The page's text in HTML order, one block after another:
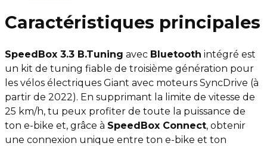
Caractéristiques principales
SpeedBox 3.3 B.Tuning avec Bluetooth intégré est
un kit de tuning fiable de troisième génération pour
les vélos électriques Giant avec moteurs SyncDrive (à
partir de 2022). En supprimant la limite de vitesse de
25 km/h, tu peux profiter de toute la puissance de
ton e-bike et, grâce à SpeedBox Connect, obtenir
une connexion unique entre ton e-bike et ton